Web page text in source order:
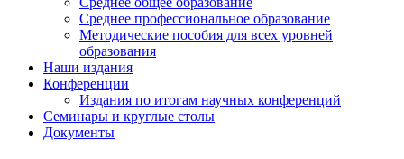
Среднее профессиональное образование
Методические пособия для всех уровней
образования
Наши издания
Конференции
Издания по итогам научных конференций
Семинары и круглые столы
Документы